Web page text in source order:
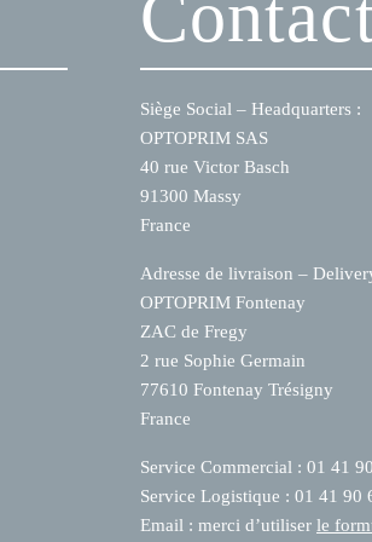
Siège Social – Headquarters :
OPTOPRIM SAS
40 rue Victor Basch
91300 Massy
France
Adresse de livraison –
OPTOPRIM Fontenay
ZAC de Fregy
2 rue Sophie Germain
77610 Fontenay Trésigny
France
Service Commercial : 01 41
Service Logistique : 01 41 90
Email : merci d’utiliser le